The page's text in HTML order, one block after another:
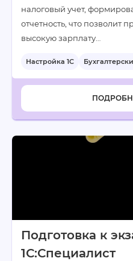
налоговый учет,
отчетность, что позволит
высокую зарплату…
Настройка 1С
Подготовка к
1С:Специалист